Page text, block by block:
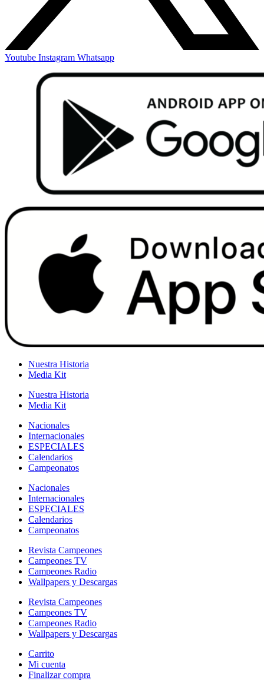
Youtube Instagram Whatsapp
Nuestra Historia
Media Kit
Nuestra Historia
Media Kit
Nacionales
Internacionales
ESPECIALES
Calendarios
Campeonatos
Nacionales
Internacionales
ESPECIALES
Calendarios
Campeonatos
Revista Campeones
Campeones TV
Campeones Radio
Wallpapers y Descargas
Revista Campeones
Campeones TV
Campeones Radio
Wallpapers y Descargas
Carrito
Mi cuenta
Finalizar compra